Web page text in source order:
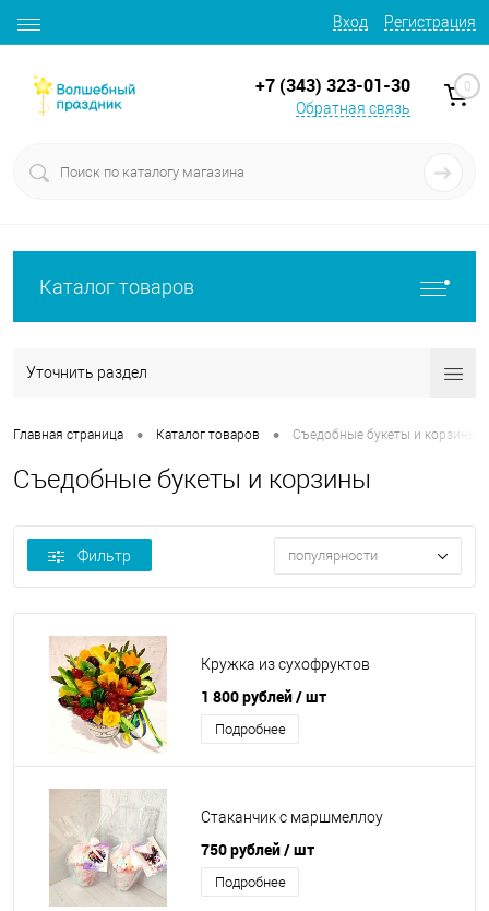
Вход Регистрация
+7 (343) 323-01-30
Обратная связь
0
Каталог товаров
Уточнить раздел
Главная страница • Каталог товаров • Съедобные букеты и корзины
Съедобные букеты и корзины
Фильтр популярности
Кружка из сухофруктов
1 800 рублей/ шт
Подробнее
Стаканчик с маршмеллоу
750 рублей/ шт
Подробнее